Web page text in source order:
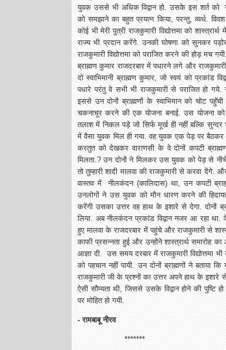
युवक उससे भी अधिक विद्वान हो. उसके इस शर्त को
को समझाने का बहुत प्रयत्न किया, परन्तु, व्यर्थ.
कोई भी मेरी पुत्री राजकुमारी विद्योत्तमा को
राज्य भी प्रदान करेंगे. उनकी घोषणा को सुनकर
राजकुमारी विद्योत्तमा को पराजित करने की होड़
ब्राह्मण कुमार राजदरबार में पधारने लगे और
दो स्वाभिमानी ब्राह्मण कुमार, जो स्वयं को प्रकांड
पधारे परंतु वे सभी भी राजकुमारी से पराजित हो
इससे उन दोनों ब्राह्मणों के स्वाभिमान को चोट
चकनाचूर करने की एक योजना बनाई. उस योजना
तलाश में निकल पड़े जो सिर्फ मूर्ख ही नहीं बल्कि
में वैसा युवक मिल ही गया. वह युवक एक पेड़ पर
करतुत को देखकर वाराणसी के वे दोनों कपटी
मिलता.? उन दोनों ने मिलकर उस युवक को पेड़ से
तो तुम्हारी शादी मालवा की राजकुमारी से करवा
वास्तव में नीलकंदन (कालिदास) था, उन कपटी
उनलोगों ने उस युवक को मौन धारण करने की
करेंगी उसका उत्तर वह हाथ के इशारे से देगा. दोनों
लिया. अब नीलकंदन प्रकांड विद्वान नजर आ रहा
हुए मालवा के राजदरबार में पहुंचे और राजकुमारी से
काफी प्रसन्नता हुई और उन्होंने शास्त्रार्थ
आज्ञा दी. उस समय दरबार में राजकुमारी विद्योत्तमा
को पहचान नहीं पायी. उन दोनों ब्राह्मणों ने
राजकुमारी जी के प्रश्नों का उत्तर अपने हाथ के
ऐसी सौम्यता थी, जिससे उसके विद्वान होने की पुष्टि
पर मोहित हो गयी.
- रामबाबू नीरव
*******